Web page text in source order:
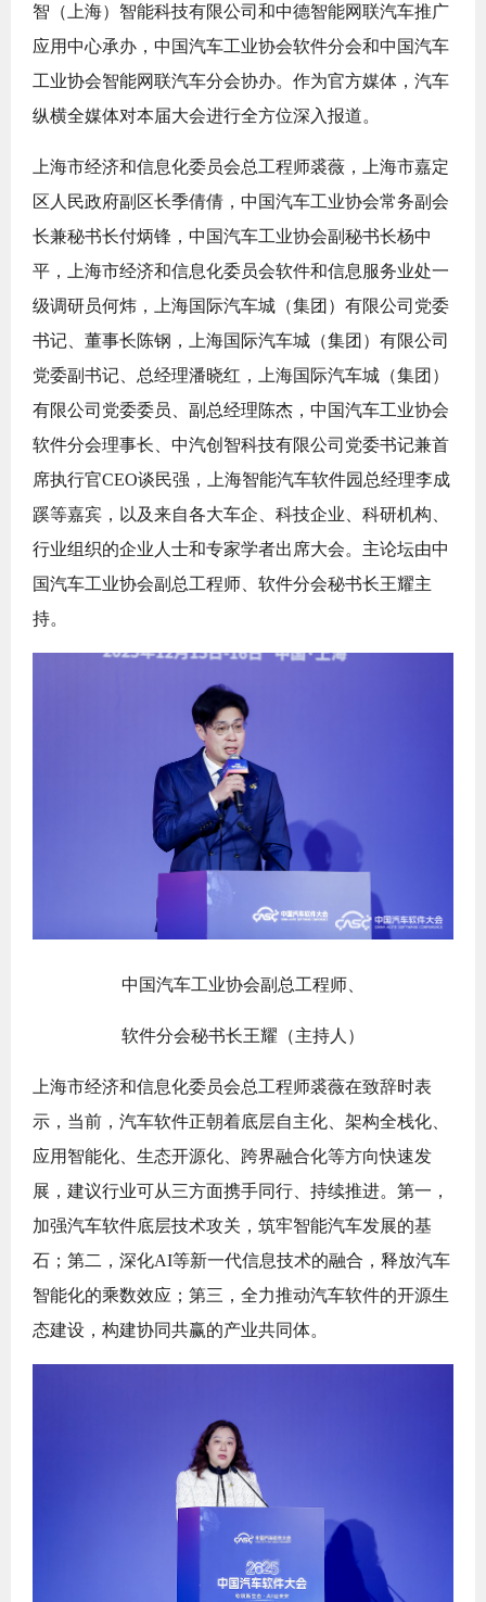
智（上海）智能科技有限公司和中德智能网联汽车推广
应用中心承办，中国汽车工业协会软件分会和中国汽车
工业协会智能网联汽车分会协办。作为官方媒体，汽车
纵横全媒体对本届大会进行全方位深入报道。
上海市经济和信息化委员会总工程师裘薇，上海市嘉定
区人民政府副区长季倩倩，中国汽车工业协会常务副会
长兼秘书长付炳锋，中国汽车工业协会副秘书长杨中
平，上海市经济和信息化委员会软件和信息服务业处一
级调研员何炜，上海国际汽车城（集团）有限公司党委
书记、董事长陈钢，上海国际汽车城（集团）有限公司
党委副书记、总经理潘晓红，上海国际汽车城（集团）
有限公司党委委员、副总经理陈杰，中国汽车工业协会
软件分会理事长、中汽创智科技有限公司党委书记兼首
席执行官CEO谈民强，上海智能汽车软件园总经理李成
蹊等嘉宾，以及来自各大车企、科技企业、科研机构、
行业组织的企业人士和专家学者出席大会。主论坛由中
国汽车工业协会副总工程师、软件分会秘书长王耀主
持。
中国汽车工业协会副总工程师、
软件分会秘书长王耀（主持人）
上海市经济和信息化委员会总工程师裘薇在致辞时表
示，当前，汽车软件正朝着底层自主化、架构全栈化、
应用智能化、生态开源化、跨界融合化等方向快速发
展，建议行业可从三方面携手同行、持续推进。第一，
加强汽车软件底层技术攻关，筑牢智能汽车发展的基
石；第二，深化AI等新一代信息技术的融合，释放汽车
智能化的乘数效应；第三，全力推动汽车软件的开源生
态建设，构建协同共赢的产业共同体。